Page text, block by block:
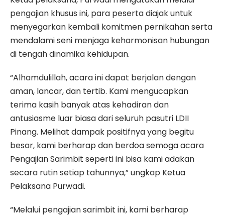
pengajian khusus ini, para peserta diajak untuk
menyegarkan kembali komitmen pernikahan serta
mendalami seni menjaga keharmonisan hubungan
di tengah dinamika kehidupan.
“Alhamdulillah, acara ini dapat berjalan dengan
aman, lancar, dan tertib. Kami mengucapkan
terima kasih banyak atas kehadiran dan
antusiasme luar biasa dari seluruh pasutri LDII
Pinang. Melihat dampak positifnya yang begitu
besar, kami berharap dan berdoa semoga acara
Pengajian Sarimbit seperti ini bisa kami adakan
secara rutin setiap tahunnya,” ungkap Ketua
Pelaksana Purwadi.
“Melalui pengajian sarimbit ini, kami berharap